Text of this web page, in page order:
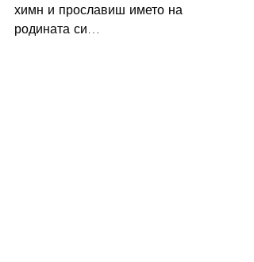
химн и прославиш името на
родината си…